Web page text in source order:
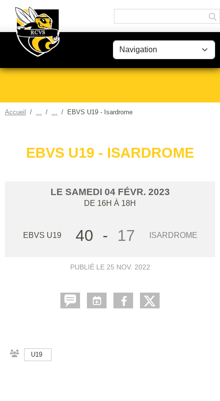
Accueil EBVS U19 - Isardrome
EBVS U19 - ISARDROME
LE SAMEDI 04 FÉVR. 2023
DE 16H À 18H
EBVS U19 40 - 17 ISARDROME
PUBLIÉ LE 25 NOV. 2022
U19
Panneau de gestion des cookies